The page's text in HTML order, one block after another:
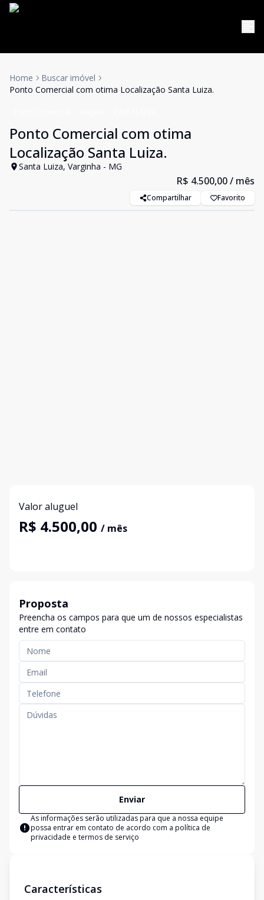
Home
Buscar imóvel
Ponto Comercial com otima Localização Santa Luiza.
Ponto Comercial com otima
Localização Santa Luiza.
Santa Luiza, Varginha - MG
R$ 4.500,00/ mês
Compartilhar Favorito
Valor aluguel
R$ 4.500,00 / mês
Proposta
Preencha os campos para que um de nossos especialistas
entre em contato
Enviar
As informações serão utilizadas para que a nossa equipe
possa entrar em contato de acordo com a política de
privacidade e termos de serviço
Características